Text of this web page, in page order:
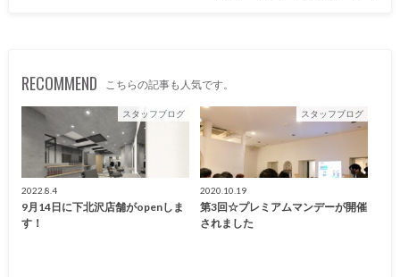
RECOMMEND こちらの記事も人気です。
スタッフブログ
2022.8.4
9月14日に下北沢店舗がopenしま
す！
スタッフブログ
2020.10.19
第3回☆プレミアムマンデーが開催
されました